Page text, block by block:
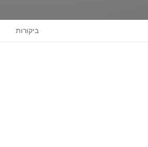
ביקורות